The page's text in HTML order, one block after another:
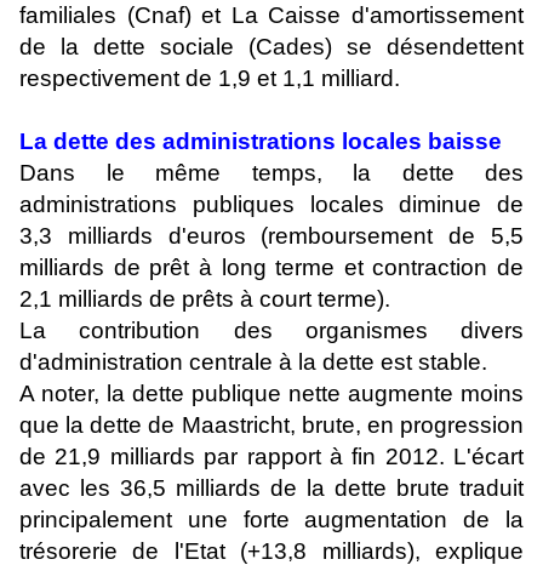
familiales (Cnaf) et La Caisse d'amortissement
de la dette sociale (Cades) se désendettent
respectivement de 1,9 et 1,1 milliard.
La dette des administrations locales baisse
Dans le même temps, la dette des
administrations publiques locales diminue de
3,3 milliards d'euros (remboursement de 5,5
milliards de prêt à long terme et contraction de
2,1 milliards de prêts à court terme).
La contribution des organismes divers
d'administration centrale à la dette est stable.
A noter, la dette publique nette augmente moins
que la dette de Maastricht, brute, en progression
de 21,9 milliards par rapport à fin 2012. L'écart
avec les 36,5 milliards de la dette brute traduit
principalement une forte augmentation de la
trésorerie de l'Etat (+13,8 milliards), explique